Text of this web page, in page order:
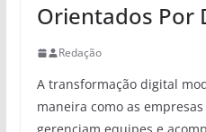
Orientados Por
Redação
A transformação digital
maneira como as